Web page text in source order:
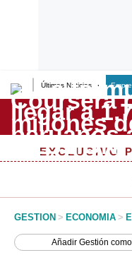
Últimas Noticias
Lo último
Peru Quiosco
Management & Empleo
EXCLUSIVO
GESTION > ECONOMIA >
AñadirGestión